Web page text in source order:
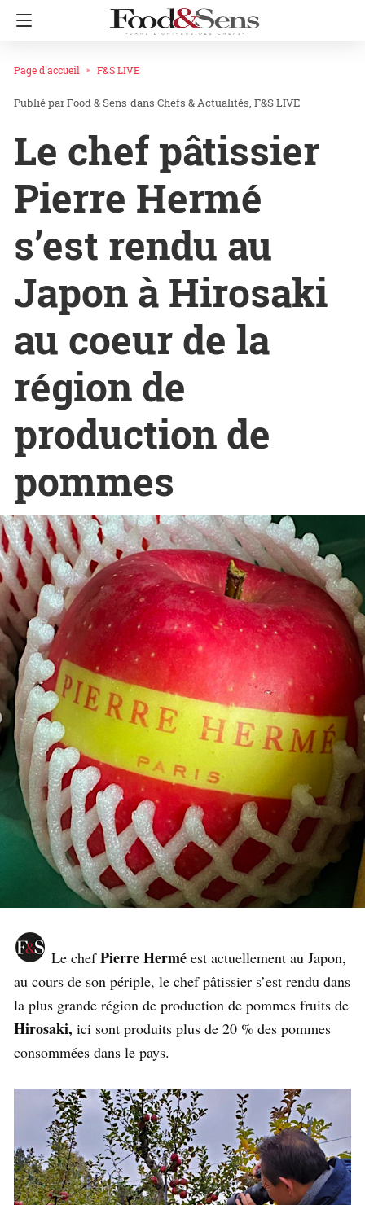
Page d'accueil F&S LIVE
Food & Sens dans Chefs & Actualités F&S LIVE
Le chef pâtissier
Pierre Hermé
s’est rendu au
Japon à Hirosaki
au coeur de la
région de
production de
pommes
Le chefPierre Hermé est actuellement au Japon,
au cours de son périple, le chef pâtissier s’est rendu dans
la plus grande région de production de pommes fruits de
Hirosaki, ici sont produits plus de 20 % des pommes
consommées dans le pays.